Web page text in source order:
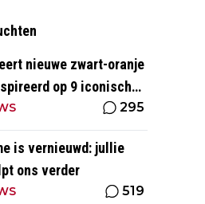
nieuwe zwart-oranje
op 9 iconische
clubhistorie
295
is vernieuwd: jullie
ons verder
519